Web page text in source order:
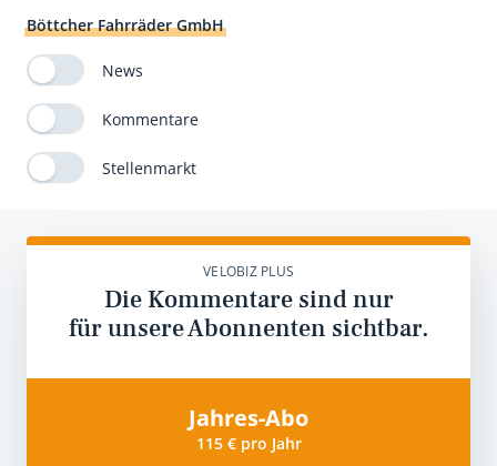
Böttcher Fahrräder GmbH
News
Kommentare
Stellenmarkt
VELOBIZ PLUS
Die Kommentare sind nur
für unsere Abonnenten sichtbar.
Jahres-Abo
115 € pro Jahr